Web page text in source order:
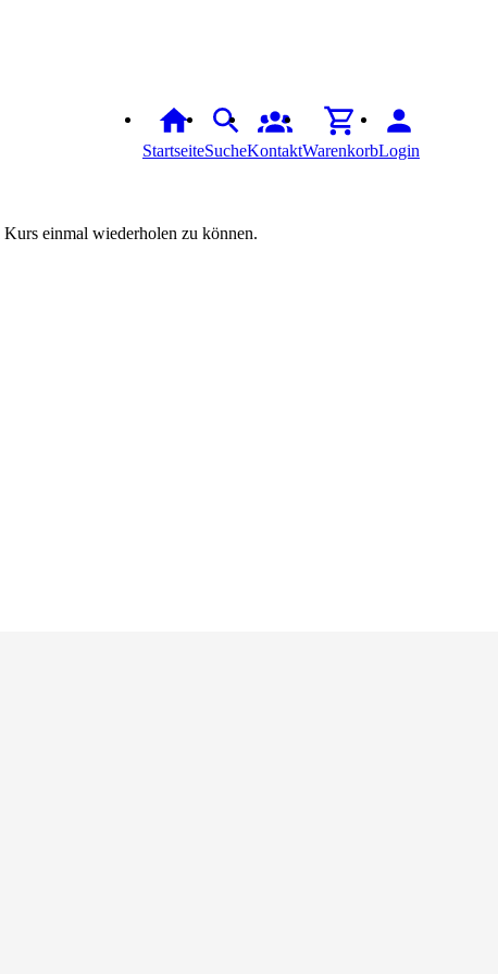
StartseiteSucheKontaktWarenkorbLogin
einmal wiederholen zu können.